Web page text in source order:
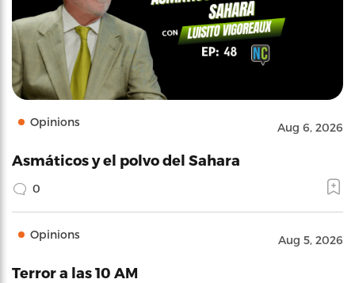
Opinions Aug 6, 2026
Asmáticos y el polvo del Sahara
0
Opinions Aug 5, 2026
Terror a las 10 AM